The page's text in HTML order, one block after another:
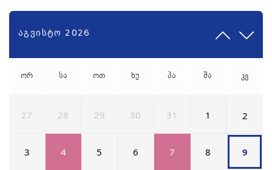
აგვისტო 2026
ორ სა ოთ ხუ პა შა კვ
27 28 29 30 31 1 2
3 4 5 6 7 8 9